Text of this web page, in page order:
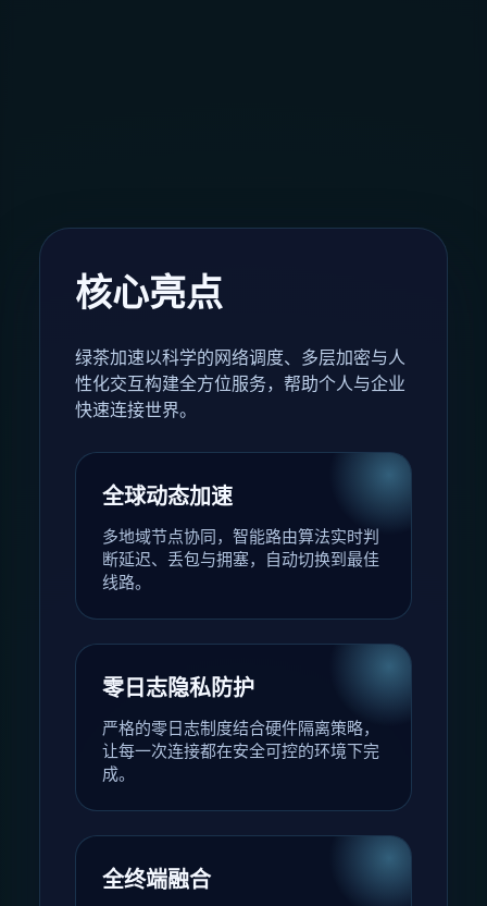
核心亮点
绿茶加速以科学的网络调度、多层加密与人
性化交互构建全方位服务，帮助个人与企业
快速连接世界。
全球动态加速
多地域节点协同，智能路由算法实时判
断延迟、丢包与拥塞，自动切换到最佳
线路。
零日志隐私防护
严格的零日志制度结合硬件隔离策略，
让每一次连接都在安全可控的环境下完
成。
全终端融合